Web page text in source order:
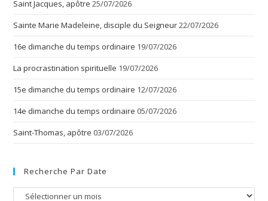
Saint Jacques, apôtre 25/07/2026
Sainte Marie Madeleine, disciple du Seigneur22/07/2026
16e dimanche du temps ordinaire 19/07/2026
La procrastination spirituelle 19/07/2026
15e dimanche du temps ordinaire 12/07/2026
14e dimanche du temps ordinaire 05/07/2026
Saint-Thomas, apôtre 03/07/2026
Recherche Par Date
Recherche